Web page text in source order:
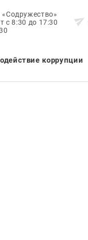
с 8:30 до 17:30
коррупции